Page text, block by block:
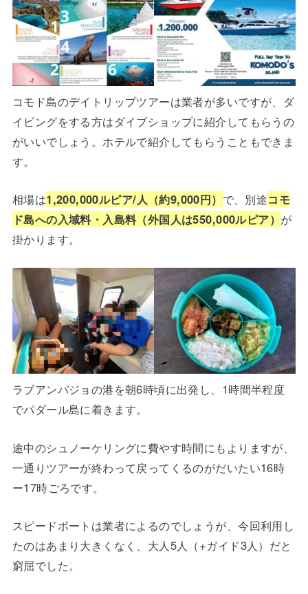
コモド島のデイトリップツアーは業者が多いですが、ダ
イビングをする方はダイブショップに紹介してもらうの
がいいでしょう。ホテルで紹介してもらうこともできま
す。
相場は1,200,000ルピア/人（約9,000円） で、別途コモ
ド島への入域料・入島料（外国人は550,000ルピア） が
掛かります。
ラブアンバジョの港を朝6時頃に出発し、1時間半程度
でパダール島に着きます。
途中のシュノーケリングに費やす時間にもよりますが、
一通りツアーが終わって戻ってくるのがだいたい16時
ー17時ごろです。
スピードボートは業者によるのでしょうが、今回利用し
たのはあまり大きくなく、大人5人（+ガイド3人）だと
窮屈でした。